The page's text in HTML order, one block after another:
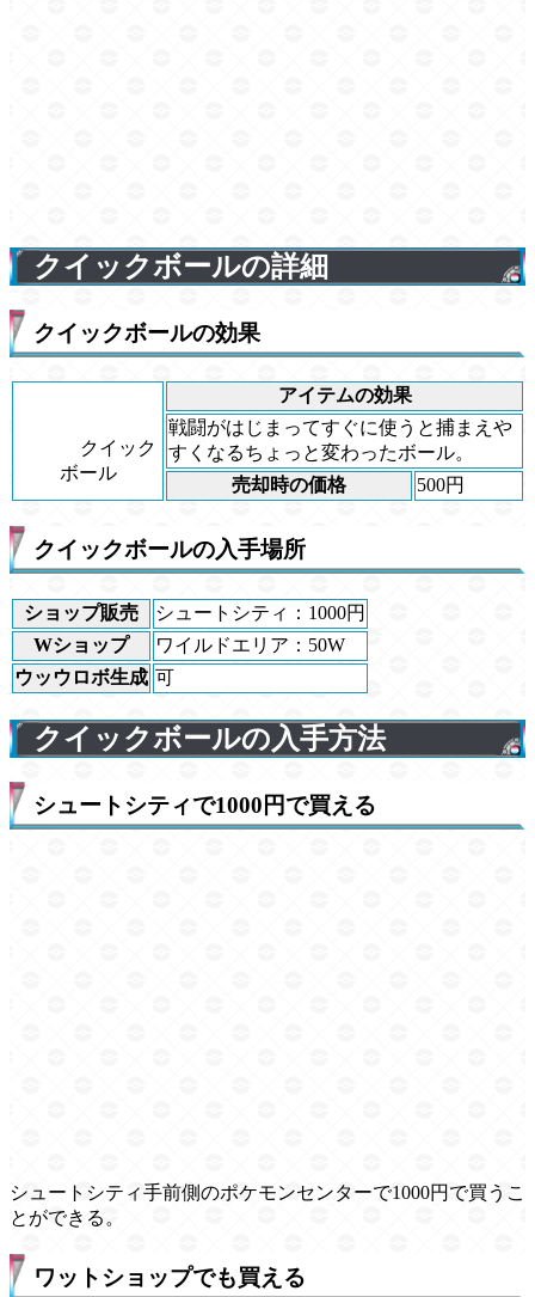
クイックボールの詳細
クイックボールの効果
クイック
ボール
アイテムの効果
戦闘がはじまってすぐに使うと捕まえや
すくなるちょっと変わったボール。
売却時の価格
500円
クイックボールの入手場所
ショップ販売
シュートシティ：1000円
Wショップ
ワイルドエリア：50W
ウッウロボ生成 可
クイックボールの入手方法
シュートシティで1000円で買える
シュートシティ手前側のポケモンセンターで1000円で買うこ
とができる。
ワットショップでも買える